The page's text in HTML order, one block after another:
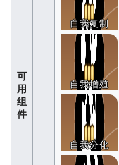
可
用
组
件
自我复制
自我增殖
自我分化